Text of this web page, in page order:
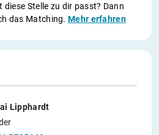
diese Stelle zu dir passt? Dann
das Matching.Mehr erfahren
Lipphardt